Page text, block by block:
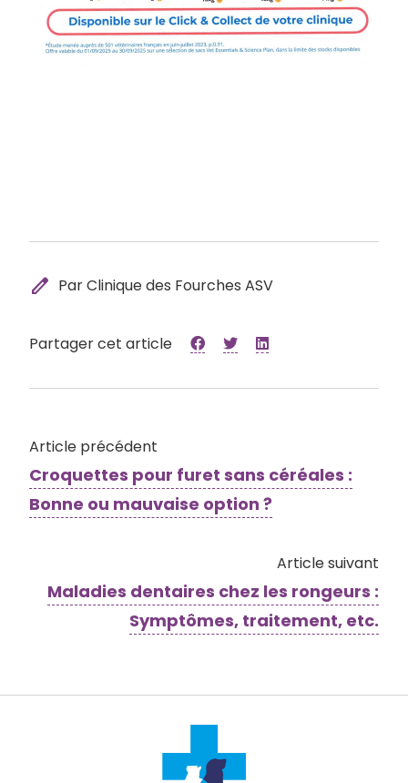
edit Par Clinique des Fourches ASV
Partager cet article
Article précédent
Croquettes pour furet sans céréales :
Bonne ou mauvaise option ?
Article suivant
Maladies dentaires chez les rongeurs :
Symptômes, traitement, etc.